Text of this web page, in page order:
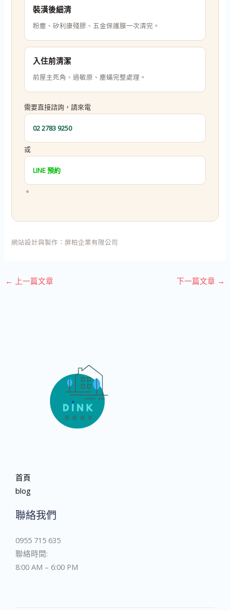
裝潢後細清
粉塵、矽利康殘膠、五金保護膜一次清完。
入住前清潔
前屋主死角、過敏原、塵蟎完整處理。
需要直接諮詢，請來電
02 2783 9250
或
LINE 預約
。
網站設計與製作： 屏柏企業有限公司
← 上一篇文章 下一篇文章 →
首頁
blog
聯絡我們
0955 715 635
聯絡時間:
8:00 AM – 6:00 PM